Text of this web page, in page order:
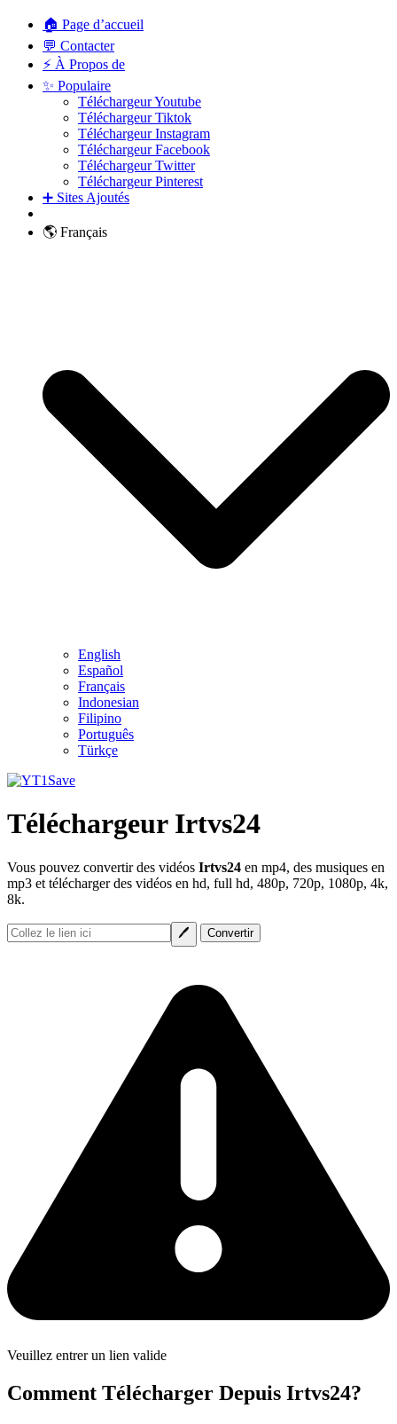
🏠 Page d’accueil
💬 Contacter
⚡ À Propos de
✨ Populaire
Téléchargeur Youtube
Téléchargeur Tiktok
Téléchargeur Instagram
Téléchargeur Facebook
Téléchargeur Twitter
Téléchargeur Pinterest
➕ Sites Ajoutés
🌎 Français
English
Español
Français
Indonesian
Filipino
Português
Türkçe
Téléchargeur Irtvs24
Vous pouvez convertir des vidéos Irtvs24 en mp4, des musiques en
mp3 et télécharger des vidéos en hd, full hd, 480p, 720p, 1080p, 4k,
8k.
Veuillez entrer un lien valide
Comment Télécharger Depuis Irtvs24?